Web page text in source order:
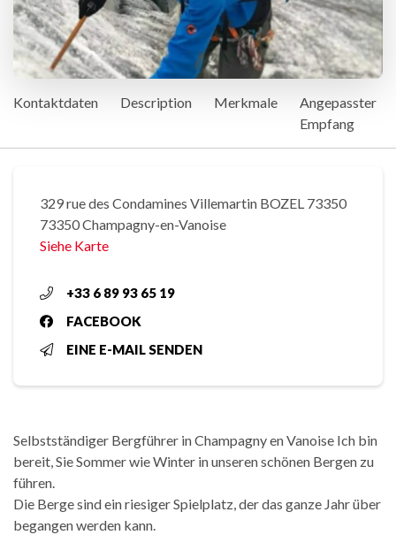
Kontaktdaten Description Merkmale
Angepasster
Empfang
329 rue des Condamines Villemartin BOZEL 73350
73350 Champagny-en-Vanoise
Siehe Karte
+33 6 89 93 65 19
FACEBOOK
EINE E-MAIL SENDEN
Selbstständiger Bergführer in Champagny en Vanoise Ich bin
bereit, Sie Sommer wie Winter in unseren schönen Bergen zu
führen.
Die Berge sind ein riesiger Spielplatz, der das ganze Jahr über
begangen werden kann.